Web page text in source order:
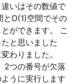
いはその数値で
O(1)空間でその
ができます。 こ
と思いました
わりました。
2つの番号が欠落
うに実行します